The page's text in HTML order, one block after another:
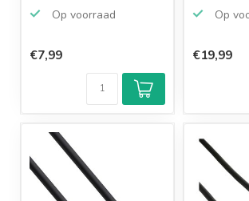
Op voorraad
€7,99
Op
€19,99